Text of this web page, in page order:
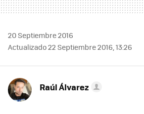
20 Septiembre 2016
Actualizado 22 Septiembre 2016, 13:26
Raúl Álvarez